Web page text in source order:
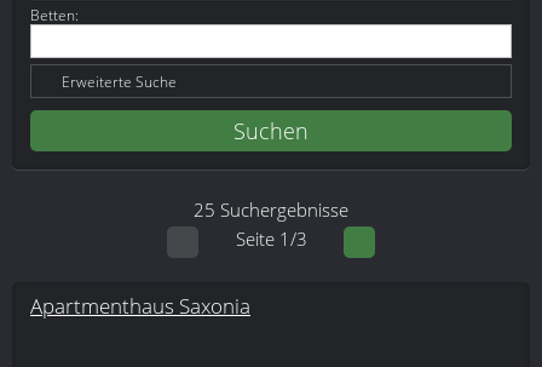
Betten:
Erweiterte Suche
25 Suchergebnisse
Seite 1/3
Apartmenthaus Saxonia